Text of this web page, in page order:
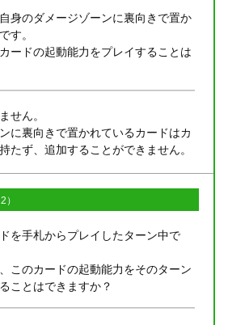
身のダメージゾーンに裏向きで置か
す。
ードの起動能力をプレイすることは
せん。
に裏向きで置かれているカードはカ
たず、追加することができません。
を手札からプレイしたターン中で
このカードの起動能力をそのターン
ことはできますか？